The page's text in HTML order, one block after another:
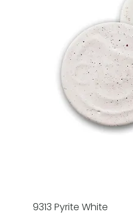
9313 Pyrite White